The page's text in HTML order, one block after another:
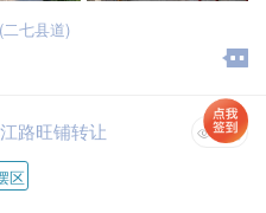
七县道)
路旺铺转让 详情
区